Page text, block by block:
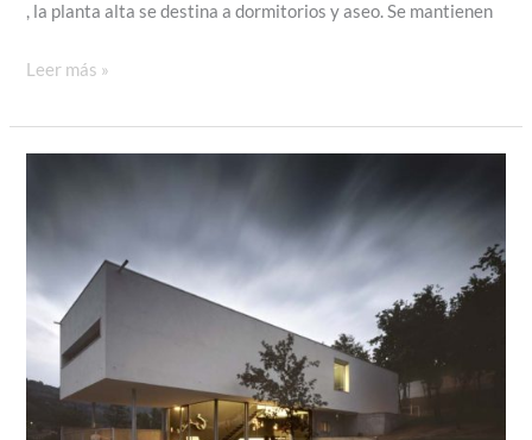
, la planta alta se destina a dormitorios y aseo. Se mantienen
REHABILITACIÓN
ARZÚA
Leer más »